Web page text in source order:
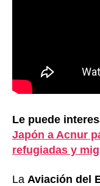
Le puede
Japón a Acnur
refugiadas y
La Aviación del